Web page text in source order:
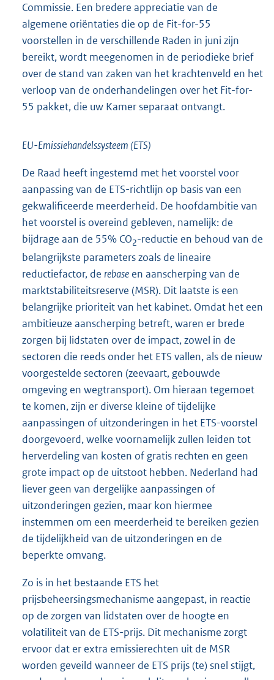
Commissie. Een bredere appreciatie van de
algemene oriëntaties die op de Fit-for-55
voorstellen in de verschillende Raden in juni zijn
bereikt, wordt meegenomen in de periodieke brief
over de stand van zaken van het krachtenveld en het
verloop van de onderhandelingen over het Fit-for-
55 pakket, die uw Kamer separaat ontvangt.
EU-Emissiehandelssysteem (ETS)
De Raad heeft ingestemd met het voorstel voor
aanpassing van de ETS-richtlijn op basis van een
gekwalificeerde meerderheid. De hoofdambitie van
het voorstel is overeind gebleven, namelijk: de
bijdrage aan de 55% CO2-reductie en behoud van de
belangrijkste parameters zoals de lineaire
reductiefactor, de rebase en aanscherping van de
marktstabiliteitsreserve (MSR). Dit laatste is een
belangrijke prioriteit van het kabinet. Omdat het een
ambitieuze aanscherping betreft, waren er brede
zorgen bij lidstaten over de impact, zowel in de
sectoren die reeds onder het ETS vallen, als de nieuw
voorgestelde sectoren (zeevaart, gebouwde
omgeving en wegtransport). Om hieraan tegemoet
te komen, zijn er diverse kleine of tijdelijke
aanpassingen of uitzonderingen in het ETS-voorstel
doorgevoerd, welke voornamelijk zullen leiden tot
herverdeling van kosten of gratis rechten en geen
grote impact op de uitstoot hebben. Nederland had
liever geen van dergelijke aanpassingen of
uitzonderingen gezien, maar kon hiermee
instemmen om een meerderheid te bereiken gezien
de tijdelijkheid van de uitzonderingen en de
beperkte omvang.
Zo is in het bestaande ETS het
prijsbeheersingsmechanisme aangepast, in reactie
op de zorgen van lidstaten over de hoogte en
volatiliteit van de ETS-prijs. Dit mechanisme zorgt
ervoor dat er extra emissierechten uit de MSR
worden geveild wanneer de ETS prijs (te) snel stijgt,